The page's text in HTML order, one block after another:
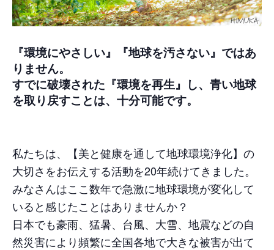
『環境にやさしい』『地球を汚さない』ではあ
りません。
すでに破壊された『環境を再生』し、青い地球
を取り戻すことは、十分可能です。
私たちは、【美と健康を通して地球環境浄化】の
大切さをお伝えする活動を20年続けてきました。
みなさんはここ数年で急激に地球環境が変化して
いると感じたことはありませんか？
日本でも豪雨、猛暑、台風、大雪、地震などの自
然災害により頻繁に全国各地で大きな被害が出て